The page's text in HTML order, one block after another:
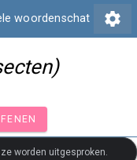
woordenschat settings
OEFENEN
worden uitgesproken.